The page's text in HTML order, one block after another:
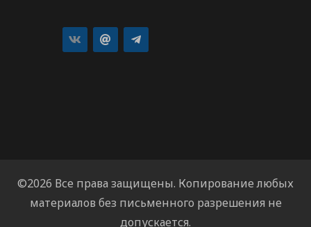
©2026 Все права защищены. Копирование любых
материалов без письменного разрешения не
допускается.